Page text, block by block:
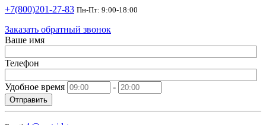
+7(800)201-27-83 Пн-Пт: 9:00-18:00
Заказать обратный звонок
Ваше имя
Телефон
Удобное время -
Отправить